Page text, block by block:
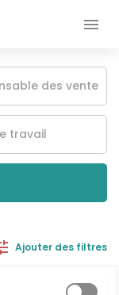
Ajouter des filtres